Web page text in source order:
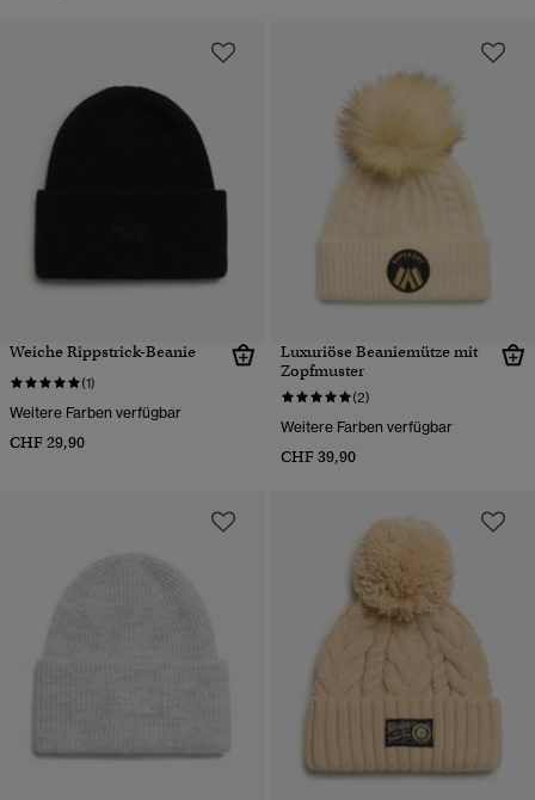
Weiche Rippstrick-Beanie
(1)
Weitere Farben verfügbar
CHF 29,90
Luxuriöse Beaniemütze mit
Zopfmuster
(2)
Weitere Farben verfügbar
CHF 39,90